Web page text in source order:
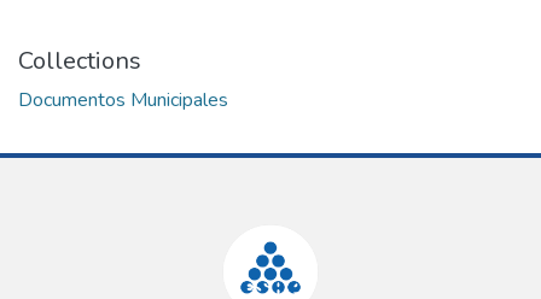
Collections
Documentos Municipales